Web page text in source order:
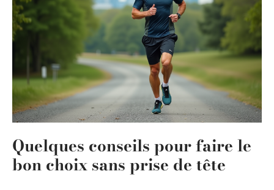
Quelques conseils pour faire le
bon choix sans prise de tête